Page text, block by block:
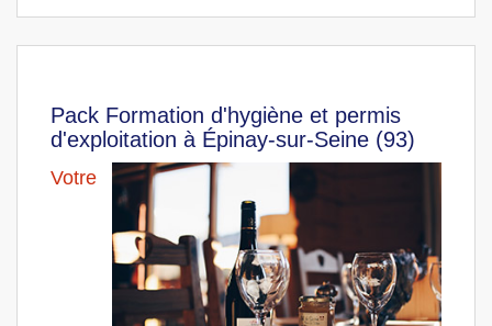
Pack Formation d'hygiène et permis
d'exploitation à Épinay-sur-Seine (93)
Votre